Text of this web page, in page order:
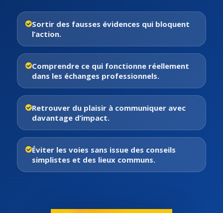
Sortir des fausses évidences qui bloquent
l’action.
Comprendre ce qui fonctionne réellement
dans les échanges professionnels.
Retrouver du plaisir à communiquer avec
davantage d’impact.
Éviter les voies sans issue des conseils
simplistes et des lieux communs.